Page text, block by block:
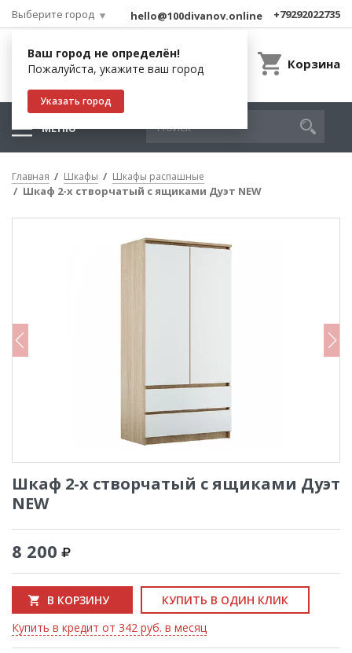
Выберите город
Ваш город не определён!
Пожалуйста, укажите ваш город
Указать город
hello@100divanov.online +79292022735
Корзина
МЕНЮ
Главная Шкафы Шкафы распашные
Шкаф 2-х створчатый с ящиками Дуэт NEW
Шкаф 2-х створчатый с ящиками Дуэт
NEW
8 200
В КОРЗИНУ
КУПИТЬ В ОДИН КЛИК
Купить в кредит от 342 руб. в месяц